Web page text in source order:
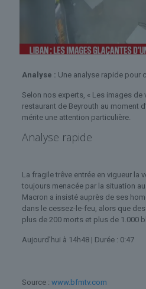
Analyse : Une analyse rapide pour
Selon nos experts, « Les images de
restaurant de Beyrouth au moment
mérite une attention particulière.
Analyse rapide
La fragile trêve entrée en vigueur la
toujours menacée par la situation
Macron a insisté auprès de ses
dans le cessez-le-feu, alors que
plus de 200 morts et plus de 1.000
Aujourd’hui à 14h48| Durée : 0:47
Source : www.bfmtv.com